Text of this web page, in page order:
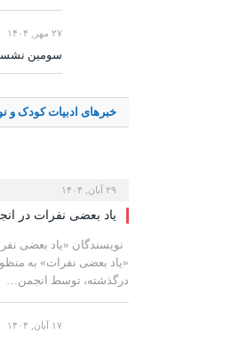
۲۷ مهر, ۱۴۰۴
سومین
خبرهای ادبیات کودک و
۲۹ آبان, ۱۴۰۴
یاد بعضی نفرات در
نویسندگان «یاد بعضی
«یاد بعضی نفرات» به
درگذشته، توسط انجمن…
۱۷ آبان, ۱۴۰۴